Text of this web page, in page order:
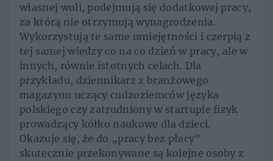
własnej woli, podejmują się dodatkowej pracy,
za którą nie otrzymują wynagrodzenia.
Wykorzystują te same umiejętności i czerpią z
tej samej wiedzy co na co dzień w pracy, ale w
innych, równie istotnych celach. Dla
przykładu, dziennikarz z branżowego
magazynu uczący cudzoziemców języka
polskiego czy zatrudniony w startupie fizyk
prowadzący kółko naukowe dla dzieci.
Okazuje się, że do „pracy bez płacy”
skutecznie przekonywane są kolejne osoby z